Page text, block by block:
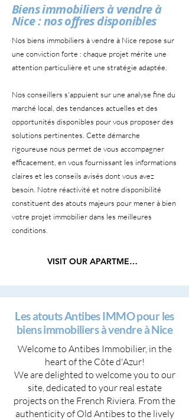
Biens immobiliers à vendre à
Nice : nos offres disponibles
Nos biens immobiliers à vendre à Nice repose sur
une conviction forte : chaque projet mérite une
attention particulière et une stratégie adaptée.
Nos conseillers s'appuient sur une analyse fine du
marché local, des tendances actuelles et des
opportunités disponibles pour vous proposer des
solutions pertinentes. Cette démarche
rigoureuse nous permet de vous accompagner
efficacement, en vous fournissant les informations
claires et les conseils avisés dont vous avez
besoin. Notre réactivité et notre disponibilité
constituent des atouts majeurs pour mener à bien
votre projet immobilier dans les meilleures
conditions.
VISIT OUR APARTMENTS
Les atouts Antibes IMMO pour les
biens immobiliers à vendre à Nice
Welcome to Antibes Immobilier, in the
heart of the Côte d'Azur!
We are delighted to welcome you to our
site, dedicated to your real estate
projects on the French Riviera. From the
authenticity of Old Antibes to the lively